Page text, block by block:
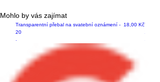
Mohlo by vás zajímat
Transparentní přebal na svatební oznámení -
20
Cena
18,00 Kč
.
19
.